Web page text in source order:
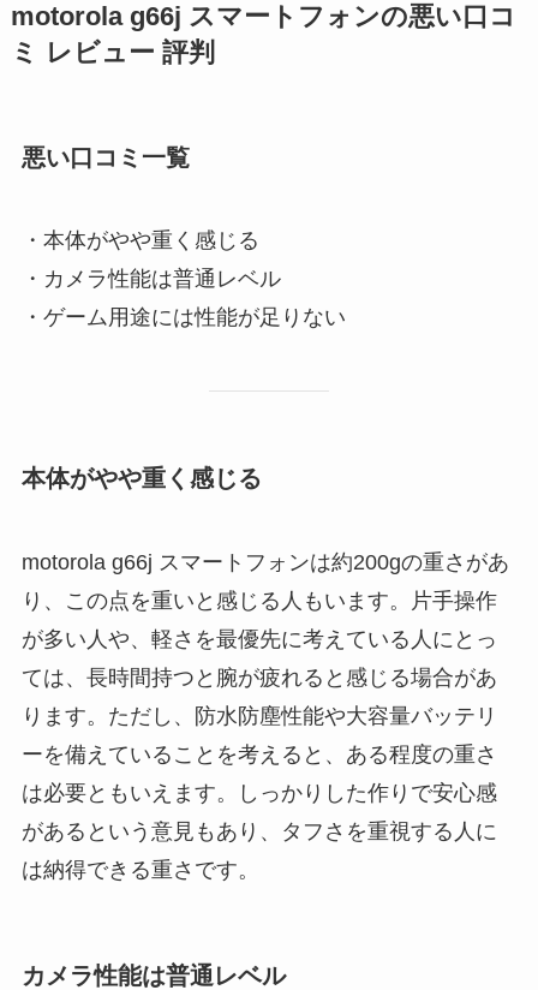
motorola g66j スマートフォンの悪い口コ
ミ レビュー 評判
悪い口コミ一覧
・本体がやや重く感じる
・カメラ性能は普通レベル
・ゲーム用途には性能が足りない
本体がやや重く感じる
motorola g66j スマートフォンは約200gの重さがあ
り、この点を重いと感じる人もいます。片手操作
が多い人や、軽さを最優先に考えている人にとっ
ては、長時間持つと腕が疲れると感じる場合があ
ります。ただし、防水防塵性能や大容量バッテリ
ーを備えていることを考えると、ある程度の重さ
は必要ともいえます。しっかりした作りで安心感
があるという意見もあり、タフさを重視する人に
は納得できる重さです。
カメラ性能は普通レベル